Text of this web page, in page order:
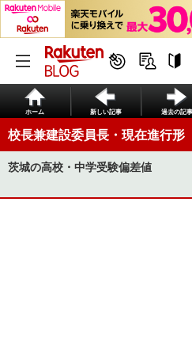
ホーム 新しい記事 過去の記事
校長兼建設委員長・現在進行形
茨城の高校・中学受験偏差値